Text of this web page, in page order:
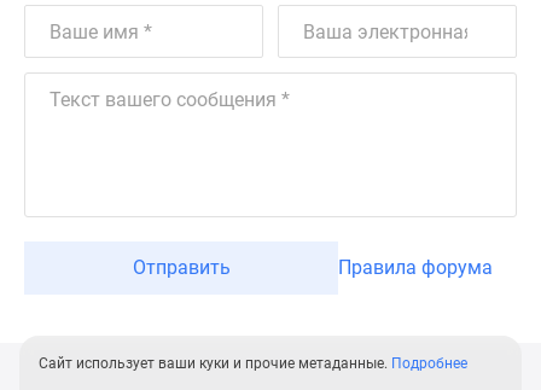
Отправить Правила форума
Сайт использует ваши куки и прочие метаданные. Подробнее